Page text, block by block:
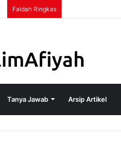
Faidah Ringkas
Tanya Jawab Arsip Artikel